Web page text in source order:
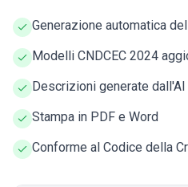
Generazione automatica
Modelli CNDCEC 2024
Descrizioni generate dall'AI
Stampa in PDF e Word
Conforme al Codice della